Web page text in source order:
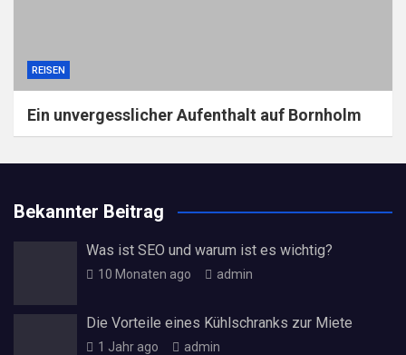
REISEN
Ein unvergesslicher Aufenthalt auf Bornholm
Bekannter Beitrag
Was ist SEO und warum ist es wichtig?
10 Monaten ago admin
Die Vorteile eines Kühlschranks zur Miete
1 Jahr ago admin